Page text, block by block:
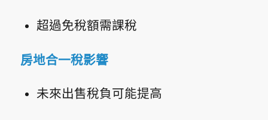
超過免稅額需課稅
房地合一稅影響
未來出售稅負可能提高